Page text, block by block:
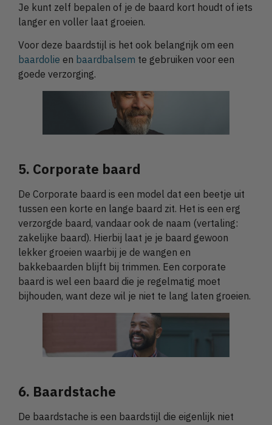
Je kunt zelf bepalen of je de baard kort houdt of iets
langer en voller laat groeien.
Voor deze baardstijl is het ook belangrijk om een
baardolie en baardbalsem te gebruiken voor een
goede verzorging.
5. Corporate baard
De Corporate baard is een model dat een beetje uit
tussen een korte en lange baard zit. Het is een erg
verzorgde baard, vandaar ook de naam (vertaling:
zakelijke baard). Hierbij laat je je baard gewoon
lekker groeien waarbij je de wangen en
bakkebaarden blijft bij trimmen. Een corporate
baard is wel een baard die je regelmatig moet
bijhouden, want deze wil je niet te lang laten groeien.
6. Baardstache
De baardstache is een baardstijl die eigenlijk niet